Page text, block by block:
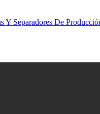
Y Separadores De